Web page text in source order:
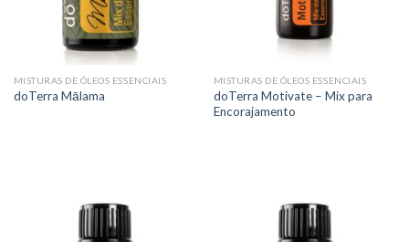
MISTURAS DE ÓLEOS ESSENCIAIS
doTerra Mālama
MISTURAS DE ÓLEOS ESSENCIAIS
doTerra Motivate – Mix para
Encorajamento